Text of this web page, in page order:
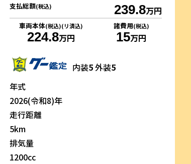
支払総額(税込) 239.8万円
車両本体(税込)(リ済込)
224.8万円
諸費用(税込)
15万円
内装5外装5
年式
2026(令和8)年
走行距離
5km
排気量
1200cc